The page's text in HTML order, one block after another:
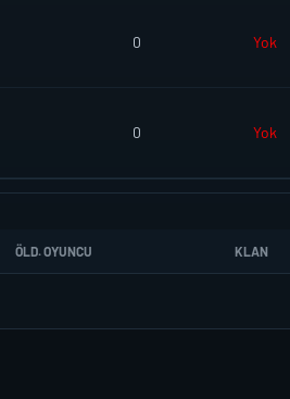
0 Yok
0 Yok
ÖLD. OYUNCU KLAN